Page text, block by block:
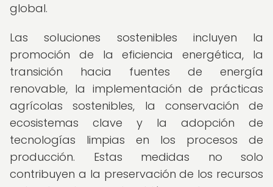
global.
Las soluciones sostenibles incluyen la
promoción de la eficiencia energética, la
transición hacia fuentes de energía
renovable, la implementación de prácticas
agrícolas sostenibles, la conservación de
ecosistemas clave y la adopción de
tecnologías limpias en los procesos de
producción. Estas medidas no solo
contribuyen a la preservación de los recursos